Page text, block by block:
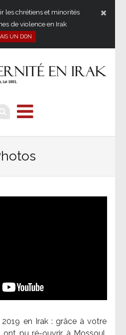
les chrétiens et minorités
de violence en Irak
UN DON
2019 en Irak : grâce à votre